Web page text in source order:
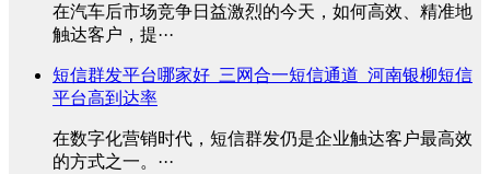
在汽车后市场竞争日益激烈的今天，如何高效、精准地
触达客户，提···
短信群发平台哪家好_三网合一短信通道_河南银柳短信
平台高到达率
在数字化营销时代，短信群发仍是企业触达客户最高效
的方式之一。···